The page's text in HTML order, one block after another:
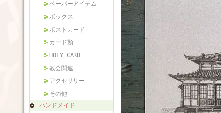
ペーパーアイテム
ボックス
ポストカード
カード類
HOLY CARD
教会関連
アクセサリー
その他
ハンドメイド